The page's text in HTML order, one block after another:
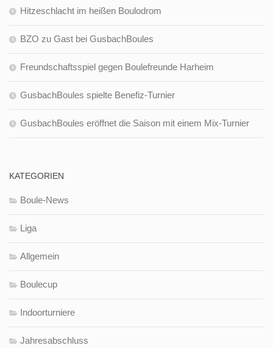
Hitzeschlacht im heißen Boulodrom
BZO zu Gast bei GusbachBoules
Freundschaftsspiel gegen Boulefreunde Harheim
GusbachBoules spielte Benefiz-Turnier
GusbachBoules eröffnet die Saison mit einem Mix-Turnier
KATEGORIEN
Boule-News
Liga
Allgemein
Boulecup
Indoorturniere
Jahresabschluss